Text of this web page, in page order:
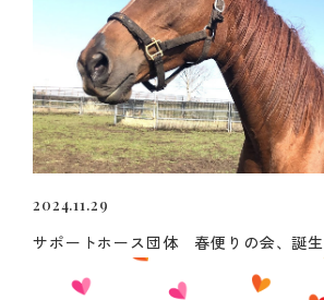
2024.11.29
サポートホース団体 春便りの会、誕生